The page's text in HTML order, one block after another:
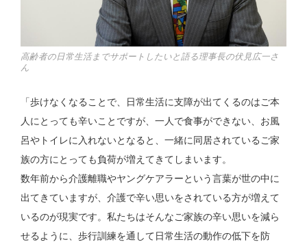
高齢者の日常生活までサポートしたいと語る理事長の伏見広一さ
ん
「歩けなくなることで、日常生活に支障が出てくるのはご本
人にとっても辛いことですが、一人で食事ができない、お風
呂やトイレに入れないとなると、一緒に同居されているご家
族の方にとっても負荷が増えてきてしまいます。
数年前から介護離職やヤングケアラーという言葉が世の中に
出てきていますが、介護で辛い思いをされている方が増えて
いるのが現実です。私たちはそんなご家族の辛い思いを減ら
せるように、歩行訓練を通して日常生活の動作の低下を防